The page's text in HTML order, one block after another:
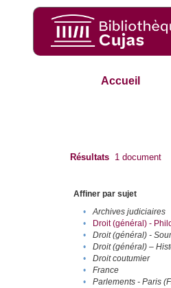
Accueil
Résultats 1 document
Affiner par sujet
•
Archives judiciaires
•
Droit (général) -
•
Droit (général) -
•
Droit (général) –
•
Droit coutumier
•
France
•
Parlements - Paris